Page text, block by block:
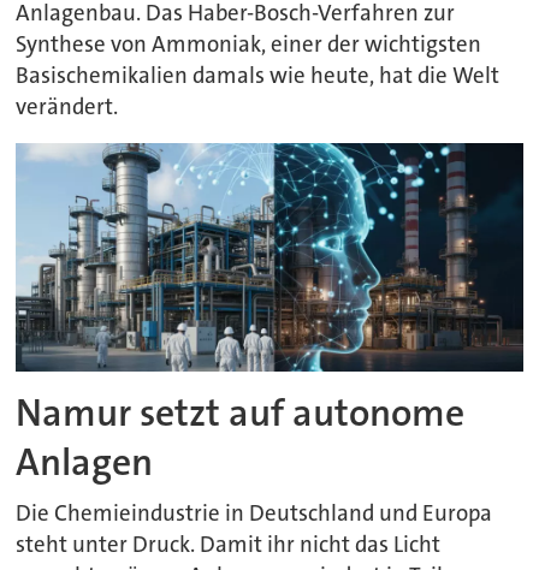
Anlagenbau. Das Haber-Bosch-Verfahren zur
Synthese von Ammoniak, einer der wichtigsten
Basischemikalien damals wie heute, hat die Welt
verändert.
Namur setzt auf autonome
Anlagen
Die Chemieindustrie in Deutschland und Europa
steht unter Druck. Damit ihr nicht das Licht